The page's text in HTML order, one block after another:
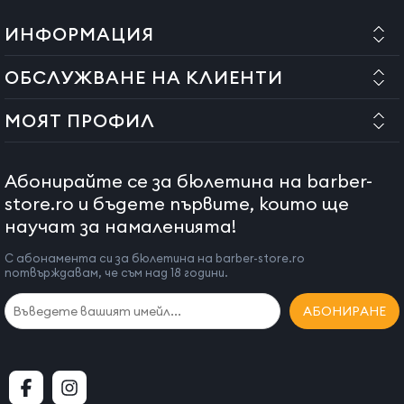
ИНФОРМАЦИЯ
ОБСЛУЖВАНЕ НА КЛИЕНТИ
МОЯТ ПРОФИЛ
Абонирайте се за бюлетина на barber-
store.ro и бъдете първите, които ще
научат за намаленията!
С абонамента си за бюлетина на barber-store.ro
потвърждавам, че съм над 18 години.
АБОНИРАНЕ